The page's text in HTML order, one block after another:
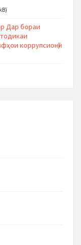
Дар бораи
коррупсионӣ)